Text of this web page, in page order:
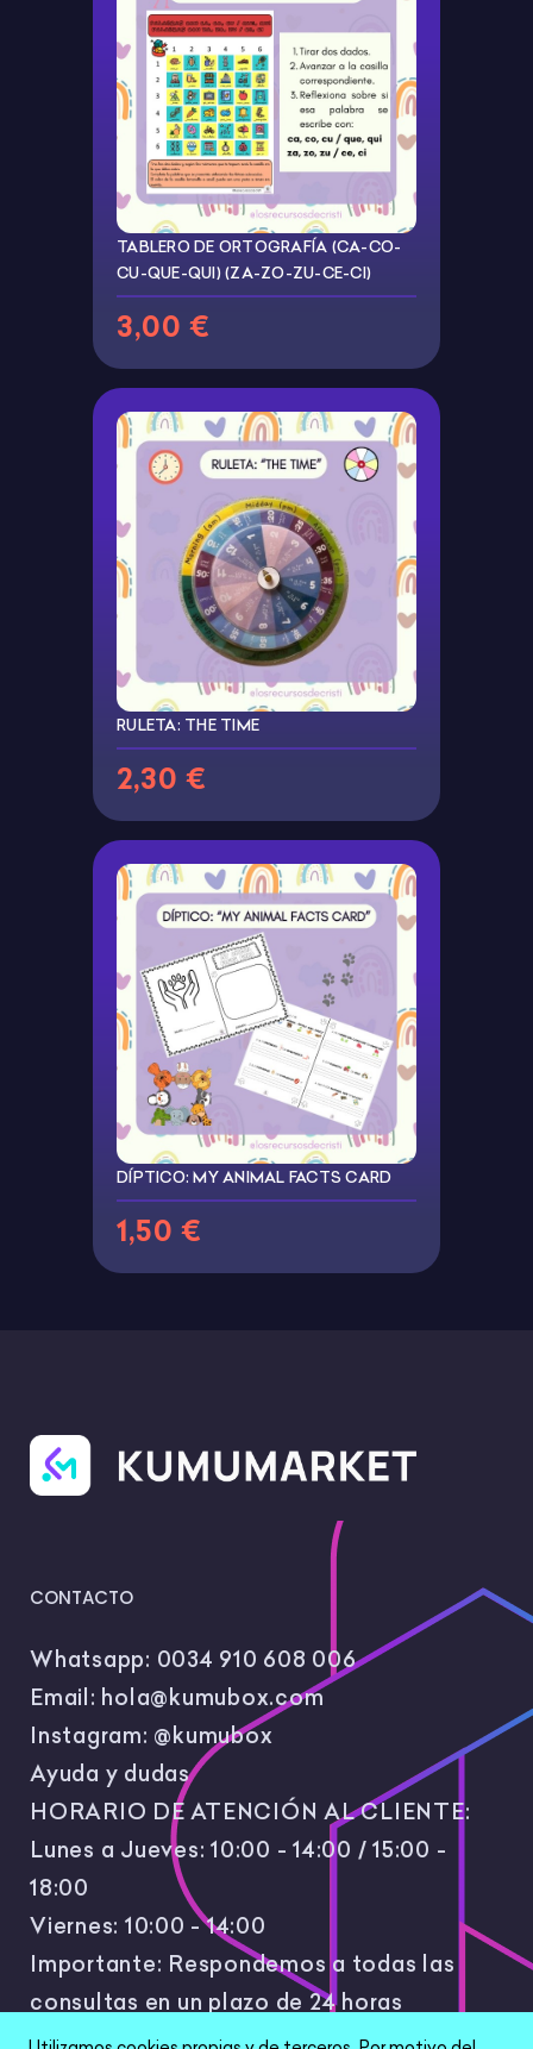
TABLERO DE ORTOGRAFÍA (CA-CO-
CU-QUE-QUI) (ZA-ZO-ZU-CE-CI)
3,00 €
RULETA: THE TIME
2,30 €
DÍPTICO: MY ANIMAL FACTS CARD
1,50 €
CONTACTO
Whatsapp: 0034 910 608 006
Email: hola@kumubox.com
Instagram: @kumubox
Ayuda y dudas
HORARIO DE ATENCIÓN AL CLIENTE:
Lunes a Jueves: 10:00 - 14:00 / 15:00 -
18:00
Viernes: 10:00 - 14:00
Importante: Respondemos a todas las
consultas en un plazo de 24 horas
laborales.